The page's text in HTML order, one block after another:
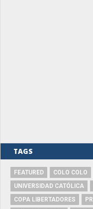
TAGS
FEATURED COLO COLO
UNIVERSIDAD CATÓLICA
COPA LIBERTADORES